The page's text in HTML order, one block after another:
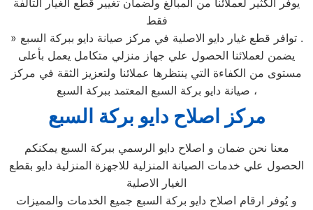
يوفر الكثير لعملائنا من المبالغ ولضمان تغيير قطع الغيار التالفة
فقط
» توافر قطع غيار دايو الاصلية في مركز صيانة دايو ببركة السبع .
يضمن لعملائنا الحصول علي جهاز منزلي متكامل يعمل بأعلى
مستوى من الكفاءة التي ينتظرها عملائنا ولتعزيز الثقة في مركز
صيانة دايو بركة السبع المعتمد ببركة السبع ،
مركز اصلاح دايو بركة السبع
معنا نحن ضمان و اصلاح دايو الرسمي ببركة السبع يمكنكم
الحصول علي خدمات الصيانة المنزلية للاجهزة المنزلية دايو بقطع
الغيار الاصلية
و يُوفر ارقام اصلاح دايو بركة السبع جميع الخدمات والمميزات